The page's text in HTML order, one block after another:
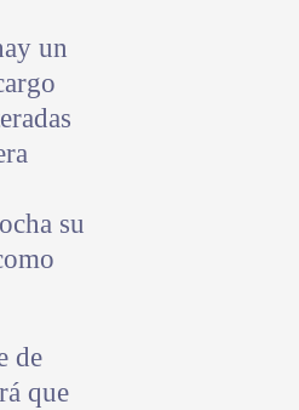
un
su
de
que